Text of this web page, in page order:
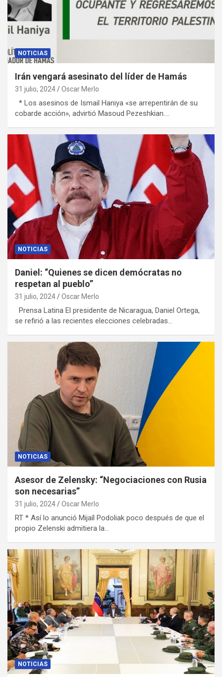
NOTICIAS
Irán vengará asesinato del líder de Hamás
31 julio, 2024 Oscar Merlo
* Los asesinos de Ismail Haniya «se arrepentirán de su
cobarde acción», advirtió Masoud Pezeshkian.…
NOTICIAS
Daniel: “Quienes se dicen demócratas no
respetan al pueblo”
31 julio, 2024 Oscar Merlo
Prensa Latina El presidente de Nicaragua, Daniel Ortega,
se refirió a las recientes elecciones celebradas…
NOTICIAS
Asesor de Zelensky: “Negociaciones con Rusia
son necesarias”
31 julio, 2024 Oscar Merlo
RT * Así lo anunció Mijaíl Podoliak poco después de que el
propio Zelenski admitiera la…
NOTICIAS